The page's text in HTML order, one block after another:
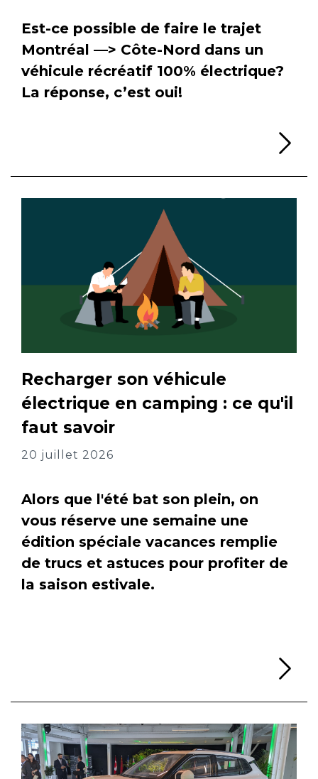
Est-ce possible de faire le trajet
Montréal —> Côte-Nord dans un
véhicule récréatif 100% électrique?
La réponse, c’est oui!
Recharger son véhicule
électrique en camping : ce qu'il
faut savoir
20 juillet 2026
Alors que l'été bat son plein, on
vous réserve une semaine une
édition spéciale vacances remplie
de trucs et astuces pour profiter de
la saison estivale.